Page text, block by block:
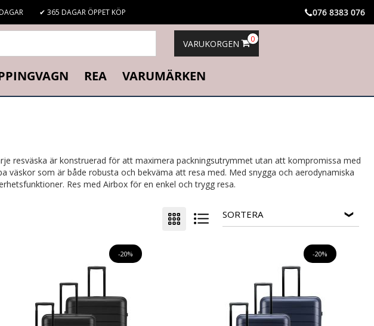
✔ 365 DAGAR ÖPPET KÖP 076 8383 076
VARUKORGEN 0
REA VARUMÄRKEN
resväska är konstruerad för att maximera packningsutrymmet utan att kompromissa med
som är både robusta och bekväma att resa med. Med snygga och aerodynamiska
Res med Airbox för en enkel och trygg resa.
SORTERA
-20% -20%